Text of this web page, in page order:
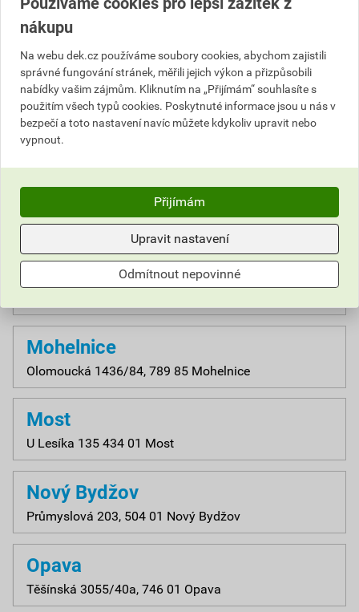
Koldinova 955, 339 01 Klatovy
Kolín
Malešovská 865, 280 02 Kolín
Liberec
Nad Oborou, 276 01 Mělník
Mladá Boleslav
Mohelnice
Olomoucká 1436/84, 789 85 Mohelnice
Most
U Lesíka 135 434 01 Most
Nový Bydžov
Průmyslová 203, 504 01 Nový Bydžov
Opava
Těšínská 3055/40a, 746 01 Opava
nákupu
Na webu dek.cz používáme soubory cookies, abychom zajistili
správné fungování stránek, měřili jejich výkon a přizpůsobili
nabídky vašim zájmům. Kliknutím na „Přijímám“ souhlasíte s
použitím všech typů cookies. Poskytnuté informace jsou u nás v
bezpečí a toto nastavení navíc můžete kdykoliv upravit nebo
vypnout.
Přijímám
Upravit nastavení
Odmítnout nepovinné